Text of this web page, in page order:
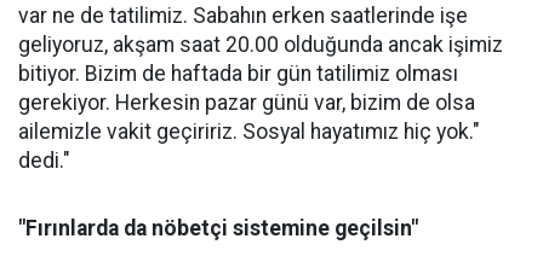
var ne de tatilimiz. Sabahın erken saatlerinde işe
geliyoruz, akşam saat 20.00 olduğunda ancak işimiz
bitiyor. Bizim de haftada bir gün tatilimiz olması
gerekiyor. Herkesin pazar günü var, bizim de olsa
ailemizle vakit geçiririz. Sosyal hayatımız hiç yok."
dedi."
"Fırınlarda da nöbetçi sistemine geçilsin"